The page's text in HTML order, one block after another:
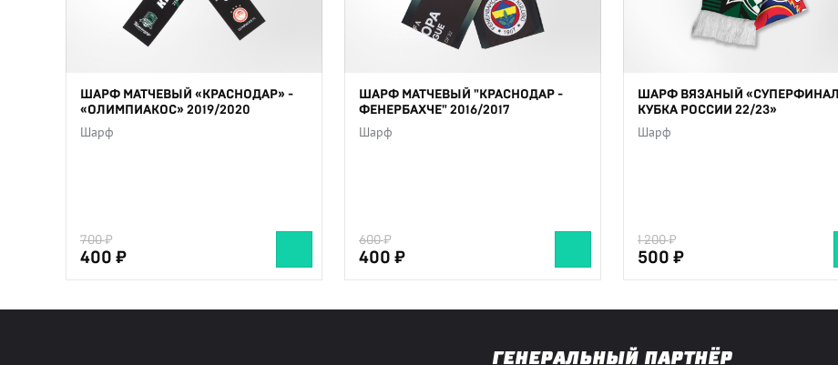
ШАРФ МАТЧЕВЫЙ «КРАСНОДАР» -
«ОЛИМПИАКОС» 2019/2020
Шарф
700
400
ШАРФ МАТЧЕВЫЙ "КРАСНОДАР -
ФЕНЕРБАХЧЕ" 2016/2017
Шарф
600
400
ШАРФ ВЯЗАНЫЙ «СУПЕРФИНАЛ
КУБКА РОССИИ 22/23»
Шарф
1 200
500
ГЕНЕРАЛЬНЫЙ ПАРТНЁР